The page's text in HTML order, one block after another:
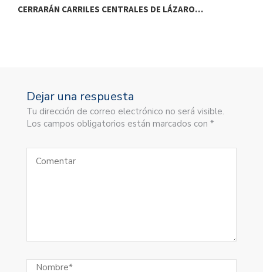
CERRARÁN CARRILES CENTRALES DE LÁZARO…
Dejar una respuesta
Tu dirección de correo electrónico no será visible.
Los campos obligatorios están marcados con *